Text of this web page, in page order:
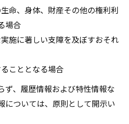
命、身体、財産その他の権利利
場合
施に著しい支障を及ぼすおそれ
こととなる場合
ず、履歴情報および特性情報な
については、原則として開示い